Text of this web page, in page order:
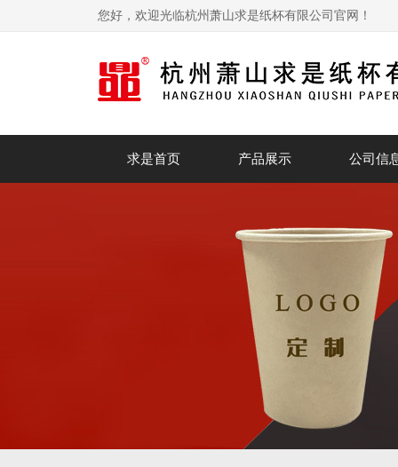
您好，欢迎光临杭州萧山求是纸杯有限公司官网！
求是首页 产品展示 公司信